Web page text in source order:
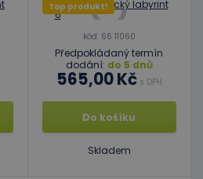
Top produkt!
kód: 66 11060
Předpokládaný termín
dodání: do 5 dnů
565,00 Kčs DPH
Do košíku
Skladem